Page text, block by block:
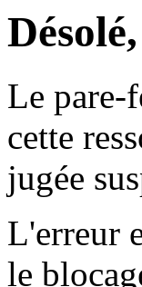
Le pare-
cette
jugée
L'erreur
le